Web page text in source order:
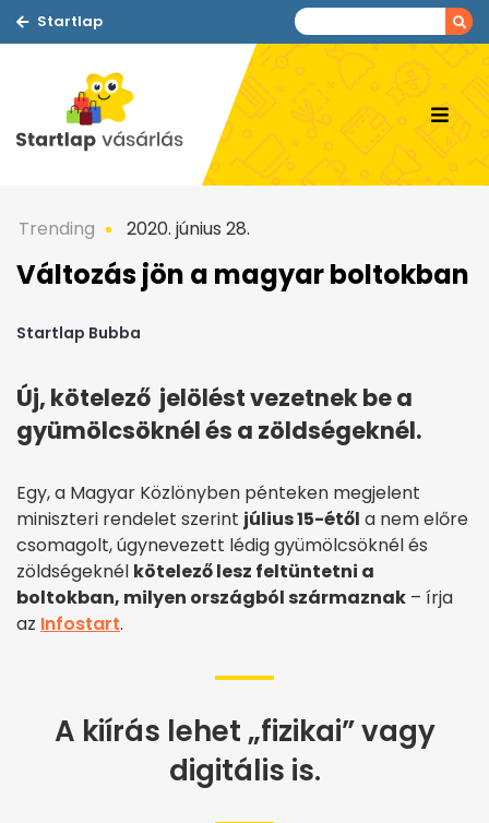
Startlap
Trending 2020. június 28.
Változás jön a magyar boltokban
Startlap Bubba
Új, kötelező jelölést vezetnek be a
gyümölcsöknél és a zöldségeknél.
Egy, a Magyar Közlönyben pénteken megjelent
miniszteri rendelet szerint július 15-étől a nem előre
csomagolt, úgynevezett lédig gyümölcsöknél és
zöldségeknél kötelező lesz feltüntetni a
boltokban, milyen országból származnak – írja
az Infostart.
A kiírás lehet „fizikai” vagy
digitális is.